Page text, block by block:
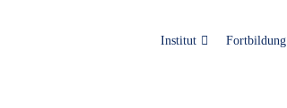
Institut Fortbildung